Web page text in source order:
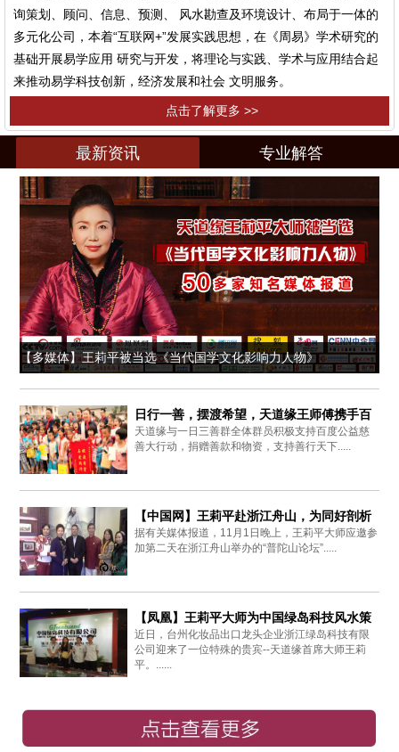
询策划、顾问、信息、预测、 风水勘查及环境设计、布局于一体的
多元化公司，本着“互联网+”发展实践思想，在《周易》学术研究的
基础开展易学应用 研究与开发，将理论与实践、学术与应用结合起
来推动易学科技创新，经济发展和社会 文明服务。
点击了解更多 >>
最新资讯 专业解答
【多媒体】王莉平被当选《当代国学文化影响力人物》
日行一善，摆渡希望，天道缘王师傅携手百
度爱心同行
天道缘与一日三善群全体群员积极支持百度公益慈
善大行动，捐赠善款和物资，支持善行天下.....
【中国网】王莉平赴浙江舟山，为同好剖析
周易思想
据有关媒体报道，11月1日晚上，王莉平大师应邀参
加第二天在浙江舟山举办的“普陀山论坛”.....
【凤凰】王莉平大师为中国绿岛科技风水策
划布局
近日，台州化妆品出口龙头企业浙江绿岛科技有限
公司迎来了一位特殊的贵宾--天道缘首席大师王莉
平。......